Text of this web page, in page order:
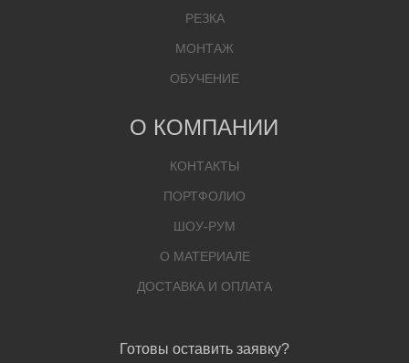
Готовы оставить заявку?
РЕЗКА
МОНТАЖ
ОБУЧЕНИЕ
О КОМПАНИИ
КОНТАКТЫ
ПОРТФОЛИО
ШОУ-РУМ
О МАТЕРИАЛЕ
ДОСТАВКА И ОПЛАТА